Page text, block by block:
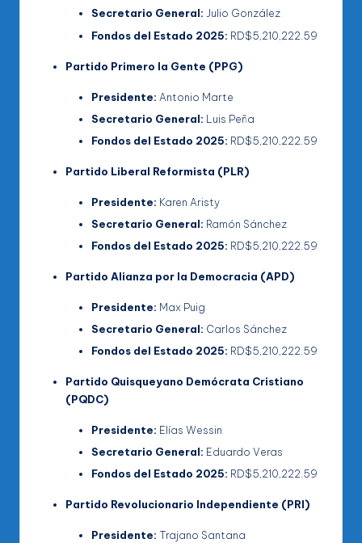
Secretario General: Julio González
Fondos del Estado 2025: RD$5,210,222.59
Partido Primero la Gente (PPG)
Presidente: Antonio Marte
Secretario General: Luis Peña
Fondos del Estado 2025: RD$5,210,222.59
Partido Liberal Reformista (PLR)
Presidente: Karen Aristy
Secretario General: Ramón Sánchez
Fondos del Estado 2025: RD$5,210,222.59
Partido Alianza por la Democracia (APD)
Presidente: Max Puig
Secretario General: Carlos Sánchez
Fondos del Estado 2025: RD$5,210,222.59
Partido Quisqueyano Demócrata Cristiano
(PQDC)
Presidente: Elías Wessin
Secretario General: Eduardo Veras
Fondos del Estado 2025: RD$5,210,222.59
Partido Revolucionario Independiente (PRI)
Presidente: Trajano Santana